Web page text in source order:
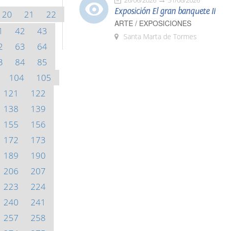
20 21
22
42
43
63
64
84
85
104
105
121
122
138
139
155
156
172
173
189
190
206
207
223
224
240
241
257
258
Exposición El gran banquete II
ARTE / EXPOSICIONES
Santa Marta de Tormes